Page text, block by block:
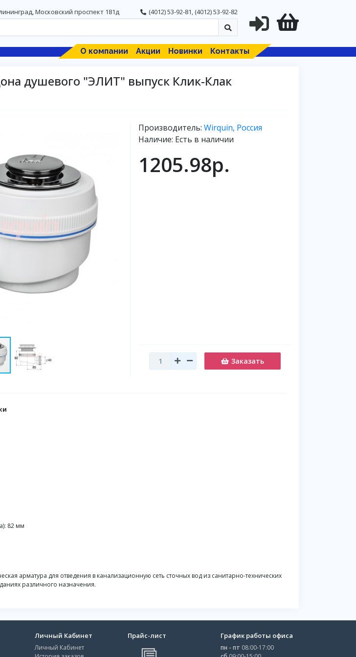
Московский проспект 181д (4012) 53-92-81,(4012) 53-92-82
О компании Акции Новинки Контакты
душевого "ЭЛИТ" выпуск Клик-Клак
Производитель:Wirquin, Россия
Наличие: Есть в наличии
1205.98р.
Заказать
82 мм
арматура для отведения в канализационную сеть сточных вод из санитарно-технических
различного назначения.
Личный Кабинет
Личный Кабинет
Прайс-лист График работы офиса
пн - пт 08:00-17:00